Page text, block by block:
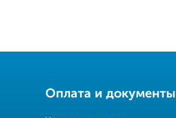
Оплата и документы